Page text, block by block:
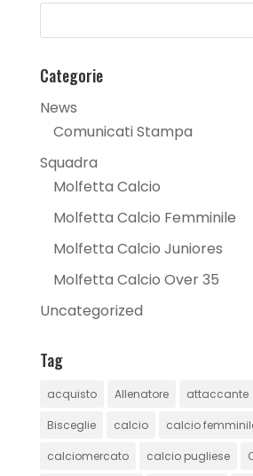
Categorie
News
Comunicati Stampa
Squadra
Molfetta Calcio
Molfetta Calcio Femminile
Molfetta Calcio Juniores
Molfetta Calcio Over 35
Uncategorized
Tag
acquisto Allenatore attaccante
Bisceglie calcio calcio
calciomercato calcio pugliese